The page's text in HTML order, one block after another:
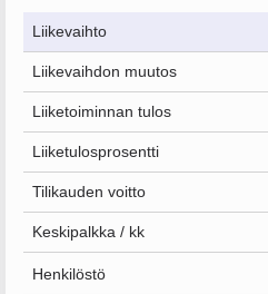
Liikevaihto
Liikevaihdon muutos
Liiketoiminnan tulos
Liiketulosprosentti
Tilikauden voitto
Keskipalkka / kk
Henkilöstö